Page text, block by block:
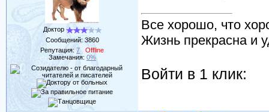
Доктор
Сообщений: 3860
Репутация:7
Offline
Замечания: 0%
Все хорошо, что
Жизнь прекрасна и
Войти в 1 клик: